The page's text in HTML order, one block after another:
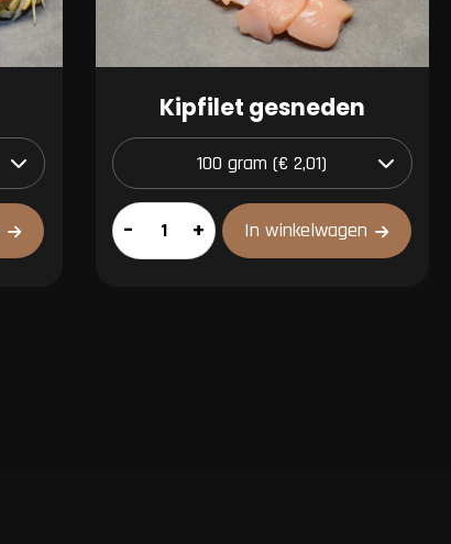
Kipfilet gesneden
Kipfilet
gesneden
– + In winkelwagen